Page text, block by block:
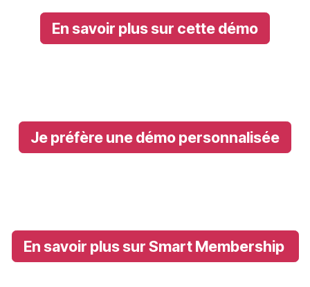
En savoir plus sur cette démo
Je préfère une démo personnalisée
En savoir plus sur Smart Membership